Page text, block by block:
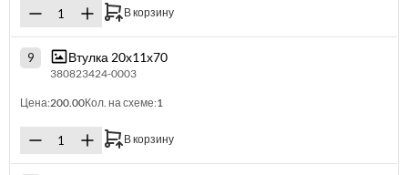
В корзину
9 Втулка 20х11х70
380823424-0003
Цена:200.00Кол. на схеме:1
В корзину